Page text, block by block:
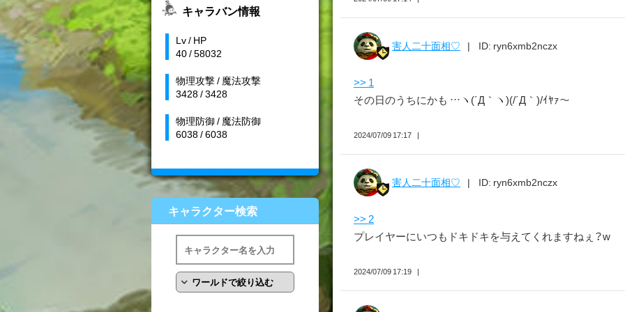
キャラバン情報
Lv / HP
40 / 58032
物理攻撃 / 魔法攻撃
3428 / 3428
物理防御 / 魔法防御
6038 / 6038
キャラクター検索
害人二十面相♡ ID: ryn6xmb2nczx
>> 1
その日のうちにかも …ヽ(´Д｀ヽ)(/´Д｀)/ｲﾔｧ～
2024/07/09 17:17
害人二十面相♡ ID: ryn6xmb2nczx
>> 2
プレイヤーにいつもドキドキを与えてくれますねぇ？w
2024/07/09 17:19